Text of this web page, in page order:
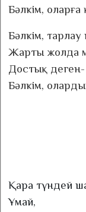
Бәлкім,
Бәлкім,
Жарты жолда
Достық деген-
Бәлкім,
Қара түндей
Ұмай,